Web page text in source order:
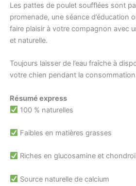
Les pattes de poulet soufflées sont
promenade, une séance d’éducation
faire plaisir à votre compagnon avec
et naturelle.
Toujours laisser de l’eau fraîche à
votre chien pendant la
Résumé express
100 % naturelles
Faibles en matières grasses
Riches en glucosamine et
Source naturelle de calcium